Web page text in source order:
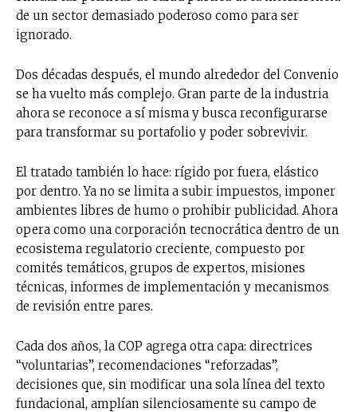
de un sector demasiado poderoso como para ser
ignorado.
Dos décadas después, el mundo alrededor del Convenio
se ha vuelto más complejo. Gran parte de la industria
ahora se reconoce a sí misma y busca reconfigurarse
para transformar su portafolio y poder sobrevivir.
El tratado también lo hace: rígido por fuera, elástico
por dentro. Ya no se limita a subir impuestos, imponer
ambientes libres de humo o prohibir publicidad. Ahora
opera como una corporación tecnocrática dentro de un
ecosistema regulatorio creciente, compuesto por
comités temáticos, grupos de expertos, misiones
técnicas, informes de implementación y mecanismos
de revisión entre pares.
Cada dos años, la COP agrega otra capa: directrices
“voluntarias”, recomendaciones “reforzadas”,
decisiones que, sin modificar una sola línea del texto
fundacional, amplían silenciosamente su campo de